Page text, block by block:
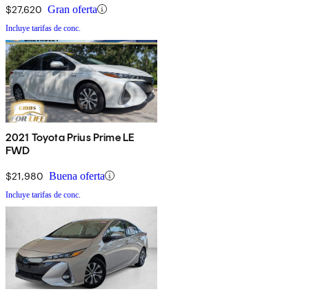
$27,620 Gran oferta
Incluye tarifas de conc.
2021 Toyota Prius Prime LE
FWD
$21,980 Buena oferta
Incluye tarifas de conc.